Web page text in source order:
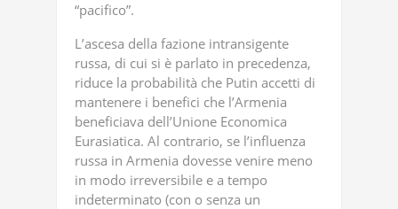
“pacifico”.
L’ascesa della fazione intransigente
russa, di cui si è parlato in precedenza,
riduce la probabilità che Putin accetti di
mantenere i benefici che l’Armenia
beneficiava dell’Unione Economica
Eurasiatica. Al contrario, se l’influenza
russa in Armenia dovesse venire meno
in modo irreversibile e a tempo
indeterminato (con o senza un